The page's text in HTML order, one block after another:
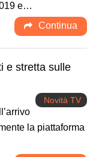
e…
Continua
e stretta sulle
Novità TV
la piattaforma